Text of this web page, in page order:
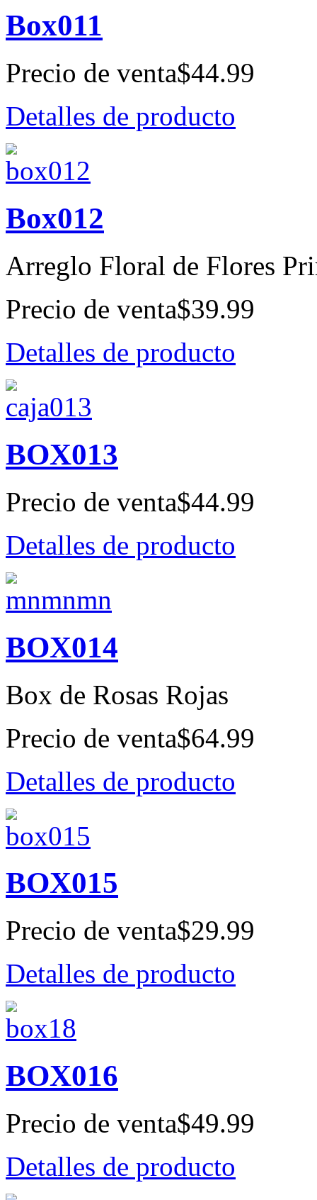
Box011
Precio de venta$44.99
Detalles de producto
Box012
Arreglo Floral de Flores
Precio de venta$39.99
Detalles de producto
BOX013
Precio de venta$44.99
Detalles de producto
BOX014
Box de Rosas Rojas
Precio de venta$64.99
Detalles de producto
BOX015
Precio de venta$29.99
Detalles de producto
BOX016
Precio de venta$49.99
Detalles de producto